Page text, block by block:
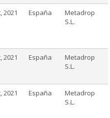
2021 España
Metadrop
S.L.
2021 España
Metadrop
S.L.
2021 España
Metadrop
S.L.